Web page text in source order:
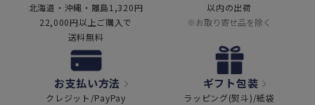
北海道・沖縄・離島1,320円
22,000円以上ご購入で
送料無料
以内の出荷
※お取り寄せ品を除く
お支払い方法
クレジット/PayPay
ギフト包装
ラッピング(熨斗)/紙袋